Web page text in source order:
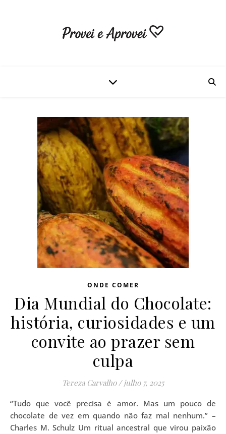
ONDE COMER
Dia Mundial do Chocolate:
história, curiosidades e um
convite ao prazer sem
culpa
Tereza Carvalho / julho 7, 2025
“Tudo que você precisa é amor. Mas um pouco de
chocolate de vez em quando não faz mal nenhum.” –
Charles M. Schulz Um ritual ancestral que virou paixão